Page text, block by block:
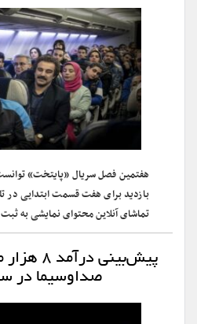
بازدید برای هفت قسمت ابتدایی در
تماشای آنلاین محتوای نمایشی به
پیش‌بینی
صداوسیما در سال